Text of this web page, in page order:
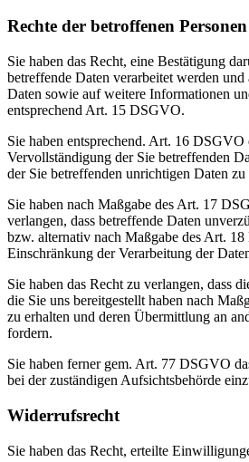
Rechte der betroffenen Personen
Sie haben das Recht, eine Bestätigung
betreffende Daten verarbeitet werden
Daten sowie auf weitere Informationen
entsprechend Art. 15 DSGVO.
Sie haben entsprechend. Art. 16 DSGVO
Vervollständigung der Sie betreffenden
der Sie betreffenden unrichtigen Daten zu
Sie haben nach Maßgabe des Art. 17
verlangen, dass betreffende Daten
bzw. alternativ nach Maßgabe des Art.
Einschränkung der Verarbeitung der
Sie haben das Recht zu verlangen, dass
die Sie uns bereitgestellt haben nach
zu erhalten und deren Übermittlung an
fordern.
Sie haben ferner gem. Art. 77 DSGVO
bei der zuständigen Aufsichtsbehörde
Widerrufsrecht
Sie haben das Recht, erteilte